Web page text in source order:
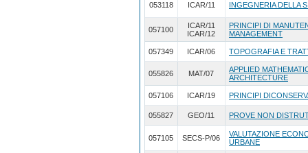
053118 ICAR/11 INGEGNERIA DELLA
057100
ICAR/11
ICAR/12
PRINCIPI DI
MANAGEMENT
057349 ICAR/06 TOPOGRAFIA E
055826 MAT/07
APPLIED
ARCHITECTURE
057106 ICAR/19 PRINCIPI
055827 GEO/11 PROVE NON
057105 SECS-P/06
VALUTAZIONE
URBANE